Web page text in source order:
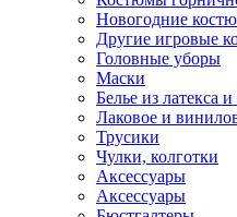
Новогодние
Другие игровые
Головные уборы
Маски
Белье из латекса
Лаковое и
Трусики
Чулки, колготки
Аксессуары
Аксессуары